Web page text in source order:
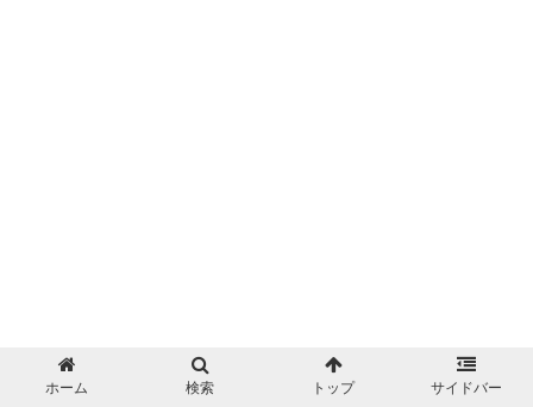
ホーム 検索 トップ サイドバー